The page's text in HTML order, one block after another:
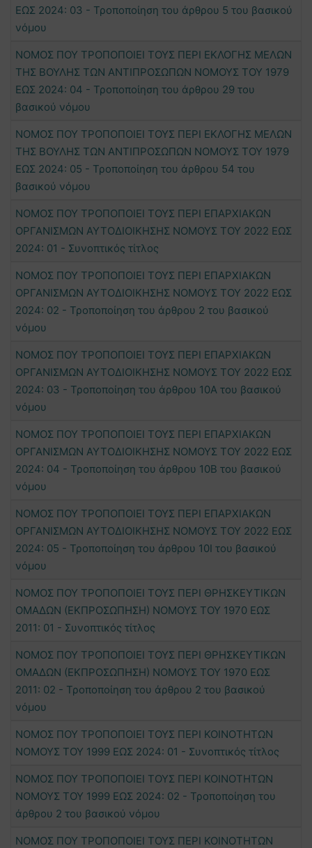
ΕΩΣ 2024: 03 - Τροποποίηση του άρθρου 5 του βασικού
νόμου
ΝΟΜΟΣ ΠΟΥ ΤΡΟΠΟΠΟΙΕΙ ΤΟΥΣ ΠΕΡΙ ΕΚΛΟΓΗΣ ΜΕΛΩΝ
ΤΗΣ ΒΟΥΛΗΣ ΤΩΝ ΑΝΤΙΠΡΟΣΩΠΩΝ ΝΟΜΟΥΣ ΤΟΥ 1979
ΕΩΣ 2024: 04 - Τροποποίηση του άρθρου 29 του
βασικού νόμου
ΝΟΜΟΣ ΠΟΥ ΤΡΟΠΟΠΟΙΕΙ ΤΟΥΣ ΠΕΡΙ ΕΚΛΟΓΗΣ ΜΕΛΩΝ
ΤΗΣ ΒΟΥΛΗΣ ΤΩΝ ΑΝΤΙΠΡΟΣΩΠΩΝ ΝΟΜΟΥΣ ΤΟΥ 1979
ΕΩΣ 2024: 05 - Τροποποίηση του άρθρου 54 του
βασικού νόμου
ΝΟΜΟΣ ΠΟΥ ΤΡΟΠΟΠΟΙΕΙ ΤΟΥΣ ΠΕΡΙ ΕΠΑΡΧΙΑΚΩΝ
ΟΡΓΑΝΙΣΜΩΝ ΑΥΤΟΔΙΟΙΚΗΣΗΣ ΝΟΜΟΥΣ ΤΟΥ 2022 ΕΩΣ
2024: 01 - Συνοπτικός τίτλος
ΝΟΜΟΣ ΠΟΥ ΤΡΟΠΟΠΟΙΕΙ ΤΟΥΣ ΠΕΡΙ ΕΠΑΡΧΙΑΚΩΝ
ΟΡΓΑΝΙΣΜΩΝ ΑΥΤΟΔΙΟΙΚΗΣΗΣ ΝΟΜΟΥΣ ΤΟΥ 2022 ΕΩΣ
2024: 02 - Τροποποίηση του άρθρου 2 του βασικού
νόμου
ΝΟΜΟΣ ΠΟΥ ΤΡΟΠΟΠΟΙΕΙ ΤΟΥΣ ΠΕΡΙ ΕΠΑΡΧΙΑΚΩΝ
ΟΡΓΑΝΙΣΜΩΝ ΑΥΤΟΔΙΟΙΚΗΣΗΣ ΝΟΜΟΥΣ ΤΟΥ 2022 ΕΩΣ
2024: 03 - Τροποποίηση του άρθρου 10Α του βασικού
νόμου
ΝΟΜΟΣ ΠΟΥ ΤΡΟΠΟΠΟΙΕΙ ΤΟΥΣ ΠΕΡΙ ΕΠΑΡΧΙΑΚΩΝ
ΟΡΓΑΝΙΣΜΩΝ ΑΥΤΟΔΙΟΙΚΗΣΗΣ ΝΟΜΟΥΣ ΤΟΥ 2022 ΕΩΣ
2024: 04 - Τροποποίηση του άρθρου 10Β του βασικού
νόμου
ΝΟΜΟΣ ΠΟΥ ΤΡΟΠΟΠΟΙΕΙ ΤΟΥΣ ΠΕΡΙ ΕΠΑΡΧΙΑΚΩΝ
ΟΡΓΑΝΙΣΜΩΝ ΑΥΤΟΔΙΟΙΚΗΣΗΣ ΝΟΜΟΥΣ ΤΟΥ 2022 ΕΩΣ
2024: 05 - Τροποποίηση του άρθρου 10Ι του βασικού
νόμου
ΝΟΜΟΣ ΠΟΥ ΤΡΟΠΟΠΟΙΕΙ ΤΟΥΣ ΠΕΡΙ ΘΡΗΣΚΕΥΤΙΚΩΝ
ΟΜΑΔΩΝ (ΕΚΠΡΟΣΩΠΗΣΗ) ΝΟΜΟΥΣ ΤΟΥ 1970 ΕΩΣ
2011: 01 - Συνοπτικός τίτλος
ΝΟΜΟΣ ΠΟΥ ΤΡΟΠΟΠΟΙΕΙ ΤΟΥΣ ΠΕΡΙ ΘΡΗΣΚΕΥΤΙΚΩΝ
ΟΜΑΔΩΝ (ΕΚΠΡΟΣΩΠΗΣΗ) ΝΟΜΟΥΣ ΤΟΥ 1970 ΕΩΣ
2011: 02 - Τροποποίηση του άρθρου 2 του βασικού
νόμου
ΝΟΜΟΣ ΠΟΥ ΤΡΟΠΟΠΟΙΕΙ ΤΟΥΣ ΠΕΡΙ ΚΟΙΝΟΤΗΤΩΝ
ΝΟΜΟΥΣ ΤΟΥ 1999 ΕΩΣ 2024: 01 - Συνοπτικός τίτλος
ΝΟΜΟΣ ΠΟΥ ΤΡΟΠΟΠΟΙΕΙ ΤΟΥΣ ΠΕΡΙ ΚΟΙΝΟΤΗΤΩΝ
ΝΟΜΟΥΣ ΤΟΥ 1999 ΕΩΣ 2024: 02 - Τροποποίηση του
άρθρου 2 του βασικού νόμου
ΝΟΜΟΣ ΠΟΥ ΤΡΟΠΟΠΟΙΕΙ ΤΟΥΣ ΠΕΡΙ ΚΟΙΝΟΤΗΤΩΝ